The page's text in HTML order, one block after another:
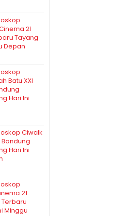
21
Tayang
Depan
Batu XXI
Hari Ini
Ciwalk
Bandung
Hari Ini
21
Minggu